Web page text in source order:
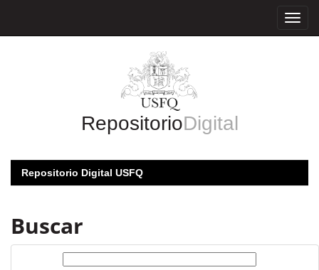
RepositorioDigital
Repositorio Digital USFQ
Buscar